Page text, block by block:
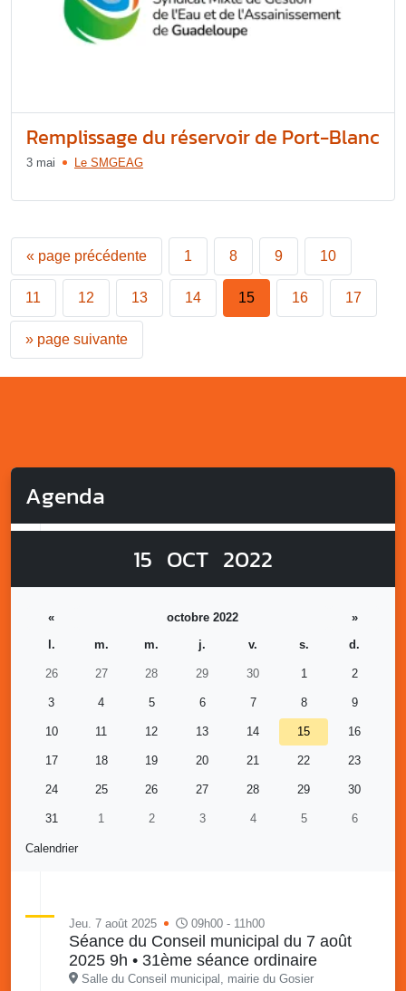
Remplissage du réservoir de Port-Blanc
3 mai Le SMGEAG
« page précédente 1 8 9 10
11 12 13 14 15 16 17
» page suivante
Agenda
15 OCT 2022
Calendrier
« octobre 2022
»
l.
m. m. j. v. s. d.
26 27 28 29 30 1 2
3 4 5 6 7 8 9
10 11 12 13 14 15 16
17 18 19 20 21 22 23
24 25 26 27 28 29 30
31 1 2 3 4 5 6
Jeu. 7 août 2025 09h00 - 11h00
Séance du Conseil municipal du 7 août
2025 9h • 31ème séance ordinaire
Salle du Conseil municipal, mairie du Gosier